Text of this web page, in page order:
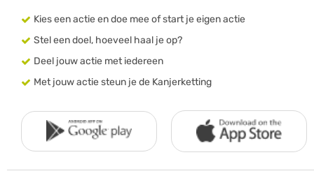
Kies een actie en doe mee of start je eigen actie
Stel een doel, hoeveel haal je op?
Deel jouw actie met iedereen
Met jouw actie steun je de Kanjerketting